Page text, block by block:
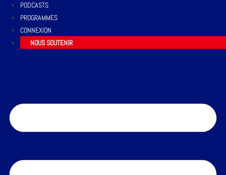
PODCASTS
PROGRAMMES
CONNEXION
NOUS SOUTENIR